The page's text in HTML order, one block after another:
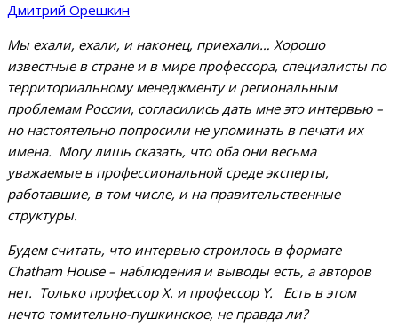
Дмитрий Орешкин
Мы ехали, ехали, и наконец, приехали… Хорошо
известные в стране и в мире профессора, специалисты по
территориальному менеджменту и региональным
проблемам России, согласились дать мне это интервью –
но настоятельно попросили не упоминать в печати их
имена. Могу лишь сказать, что оба они весьма
уважаемые в профессиональной среде эксперты,
работавшие, в том числе, и на правительственные
структуры.
Будем считать, что интервью строилось в формате
Chatham House – наблюдения и выводы есть, а авторов
нет. Только профессор Х. и профессор Y. Есть в этом
нечто томительно-пушкинское, не правда ли?